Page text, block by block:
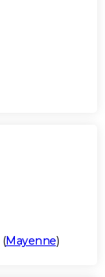
(Mayenne)